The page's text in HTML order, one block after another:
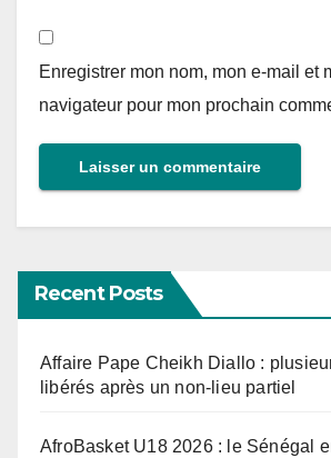
Enregistrer mon nom, mon e-mail et
navigateur pour mon prochain
Recent Posts
Affaire Pape Cheikh Diallo :
libérés après un non-lieu partiel
AfroBasket U18 2026 : le Sénégal